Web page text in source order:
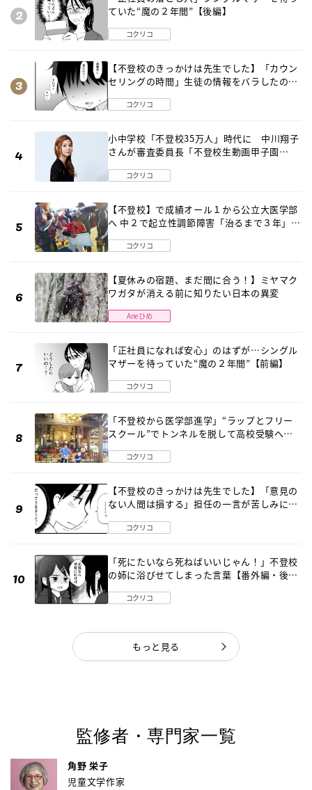
ていた“魔の２年間”【後編】
コクリコ
【不登校のきっかけは先生でした】「カウン
セリングの時間」生徒の情報をバラしたの
コクリコ
小中学校「不登校35万人」時代に 中川翔子
さんが審査委員長「不登校生動画甲子園
コクリコ
【不登校】で成績オール１から公立大医学部
へ 中２で起立性調節障害「治るまで３年」の
コクリコ
【夏休みの宿題、まだ間に合う！】ミヤマク
ワガタが消える前に知りたい日本の異変
Aneひめ
「正社員になれば安心」のはずが…シングル
マザーを待っていた“魔の２年間”【前編】
コクリコ
「不登校から医学部進学」“ラップとフリー
スクール”でトンネルを脱して高校受験へ
コクリコ
【不登校のきっかけは先生でした】「意見の
ない人間は損する」担任の一言が苦しみに…
コクリコ
「死にたいなら死ねばいいじゃん！」不登校
の姉に浴びせてしまった言葉【番外編・後
コクリコ
もっと見る
監修者・専門家一覧
角野 栄子
児童文学作家